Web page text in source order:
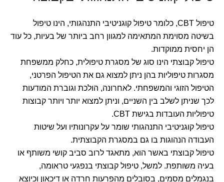
טיפול CBT, כלומר טיפול קוגניטיבי התנהגותי, הינו טיפול
בשיטה מסוימת המתאימה למגוון רחב ביותר של בעיות, כל עוד
הן יחסית ממוקדות.
טיפול קבוצתי הינו סוג של מסגרת טיפולית, כחלק ממשפחת
מסגרות טיפוליות בהן ניתן למצוא גם את הטיפול הפרטני,
הטיפול הזוגי והמשפחתי. לאחרונה, הולכת וגוברת המודעות
לכך שניתן לשלב בין השניים, וניתן למצוא יותר ויותר קבוצות
טיפוליות העובדות בגישת CBT.
טיפול קוגניטיבי התנהגותי שומר על עקרונותיו ועל שיטות
העבודה הנהוגות בו גם במסגרת הקבוצתית.
טיפול קבוצתי באשר הוא, מתאגד לרוב סביב קושי משותף או
בעיה משותפת. למשל, טיפול קבוצתי בנפגעי טראומה,
בנגמלים מסמים, בסובלים מהפרעות חרדה או דיכאון וכיוצא